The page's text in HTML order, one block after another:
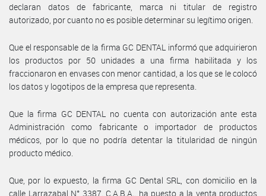
declaran datos de fabricante, marca ni titular de registro
autorizado, por cuanto no es posible determinar su legítimo origen.
Que el responsable de la firma GC DENTAL informó que adquirieron
los productos por 50 unidades a una firma habilitada y los
fraccionaron en envases con menor cantidad, a los que se le colocó
los datos y logotipos de la empresa que representa.
Que la firma GC DENTAL no cuenta con autorización ante esta
Administración como fabricante o importador de productos
médicos, por lo que no podría detentar la titularidad de ningún
producto médico.
Que, por lo expuesto, la firma GC Dental SRL, con domicilio en la
calle Larrazabal N° 3387, C.A.B.A., ha puesto a la venta productos